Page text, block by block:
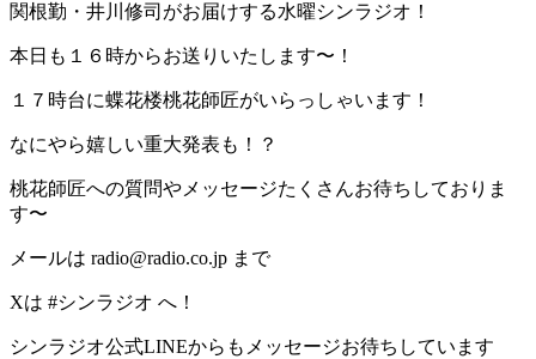
関根勤・井川修司がお届けする水曜シンラジオ！
本日も１６時からお送りいたします〜！
１７時台に蝶花楼桃花師匠がいらっしゃいます！
なにやら嬉しい重大発表も！？
桃花師匠への質問やメッセージたくさんお待ちしておりま
す〜
メールは radio@radio.co.jp まで
Xは #シンラジオ へ！
シンラジオ公式LINEからもメッセージお待ちしています